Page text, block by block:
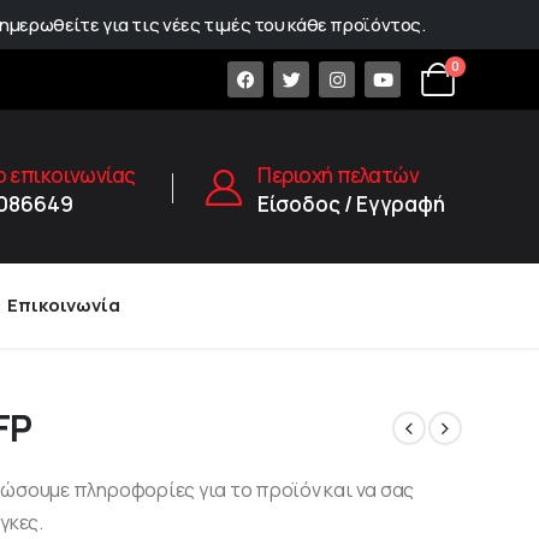
για τις νέες τιμές του κάθε προϊόντος.
0
Περιοχή πελατών
Είσοδος / Εγγραφή
Επικοινωνία
πληροφορίες για το προϊόν και να σας